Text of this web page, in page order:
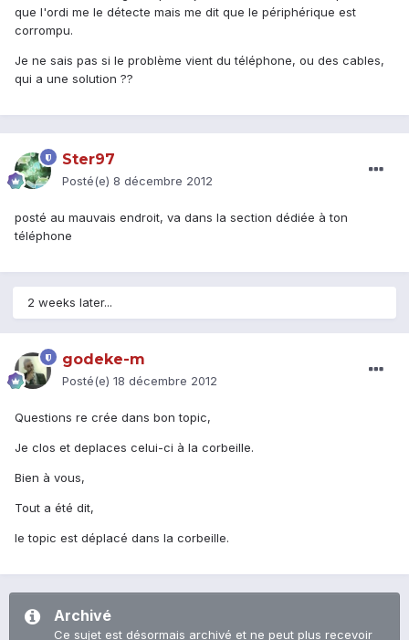
que l'ordi me le détecte mais me dit que le périphérique est
corrompu.
Je ne sais pas si le problème vient du téléphone, ou des cables,
qui a une solution ??
Ster97
Posté(e) 8 décembre 2012
posté au mauvais endroit, va dans la section dédiée à ton
téléphone
2 weeks later...
godeke-m
Posté(e) 18 décembre 2012
Questions re crée dans bon topic,
Je clos et deplaces celui-ci à la corbeille.
Bien à vous,
Tout a été dit,
le topic est déplacé dans la corbeille.
Archivé
Ce sujet est désormais archivé et ne peut plus recevoir